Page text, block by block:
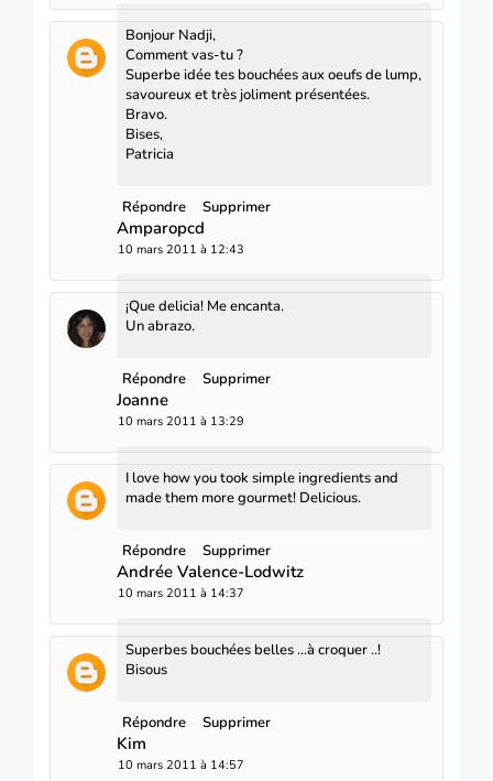
Bonjour Nadji,
Comment vas-tu ?
Superbe idée tes bouchées aux oeufs de lump,
savoureux et très joliment présentées.
Bravo.
Bises,
Patricia
Répondre Supprimer
Amparopcd
10 mars 2011 à 12:43
¡Que delicia! Me encanta.
Un abrazo.
Répondre Supprimer
Joanne
10 mars 2011 à 13:29
I love how you took simple ingredients and
made them more gourmet! Delicious.
Répondre Supprimer
Andrée Valence-Lodwitz
10 mars 2011 à 14:37
Superbes bouchées belles ...à croquer ..!
Bisous
Répondre Supprimer
Kim
10 mars 2011 à 14:57